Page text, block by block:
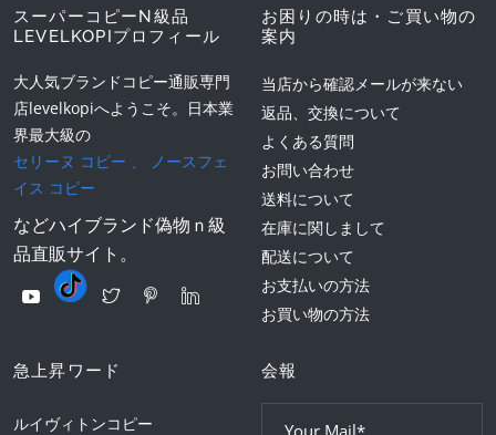
スーパーコピーN級品
LEVELKOPIプロフィール
大人気ブランドコピー通販専門
店levelkopiへようこそ。日本業
界最大級の
セリーヌ コピー 、
ノースフェ
イス コピー
などハイブランド偽物ｎ級
品直販サイト。
お困りの時は・ご買い物の
案内
当店から確認メールが来ない
返品、交換について
よくある質問
お問い合わせ
送料について
在庫に関しまして
配送について
お支払いの方法
お買い物の方法
急上昇ワード
ルイヴィトンコピー
会報